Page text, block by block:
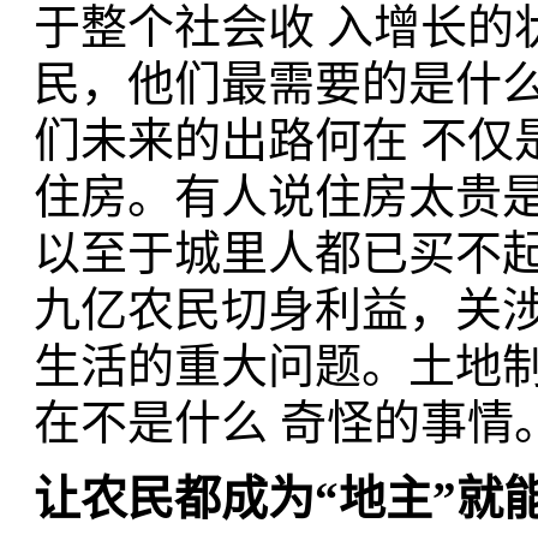
于整个社会收 入增长的
民，他们最需要的是什
们未来的出路何在 不仅
住房。有人说住房太贵
以至于城里人都已买不
九亿农民切身利益，关
生活的重大问题。土地
在不是什么 奇怪的事情
让农民都成为“地主”就